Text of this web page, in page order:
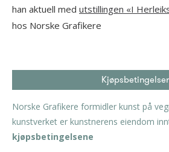
han aktuell med utstillingen «I
hos Norske Grafikere
Kjøpsbetingelser
Norske Grafikere formidler kunst på
kunstverket er kunstnerens eiendom
kjøpsbetingelsene